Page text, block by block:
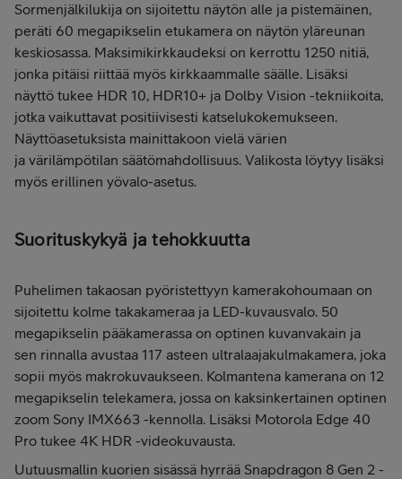
Sormenjälkilukija on sijoitettu näytön alle ja pistemäinen,
peräti 60 megapikselin etukamera on näytön yläreunan
keskiosassa. Maksimikirkkaudeksi on kerrottu 1250 nitiä,
jonka pitäisi riittää myös kirkkaammalle säälle. Lisäksi
näyttö tukee HDR 10, HDR10+ ja Dolby Vision -tekniikoita,
jotka vaikuttavat positiivisesti katselukokemukseen.
Näyttöasetuksista mainittakoon vielä värien
ja värilämpötilan säätömahdollisuus. Valikosta löytyy lisäksi
myös erillinen yövalo-asetus.
Suorituskykyä ja tehokkuutta
Puhelimen takaosan pyöristettyyn kamerakohoumaan on
sijoitettu kolme takakameraa ja LED-kuvausvalo. 50
megapikselin pääkamerassa on optinen kuvanvakain ja
sen rinnalla avustaa 117 asteen ultralaajakulmakamera, joka
sopii myös makrokuvaukseen. Kolmantena kamerana on 12
megapikselin telekamera, jossa on kaksinkertainen optinen
zoom Sony IMX663 -kennolla. Lisäksi Motorola Edge 40
Pro tukee 4K HDR -videokuvausta.
Uutuusmallin kuorien sisässä hyrrää Snapdragon 8 Gen 2 -